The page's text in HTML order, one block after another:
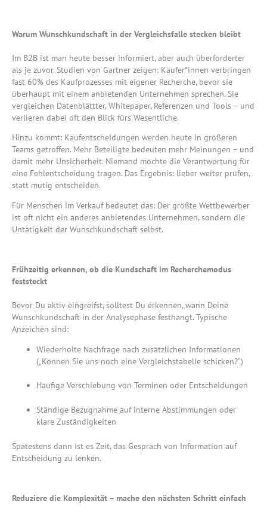
Warum Wunschkundschaft in der Vergleichsfalle stecken bleibt
Im B2B ist man heute besser informiert, aber auch überforderter
als je zuvor. Studien von Gartner zeigen: Käufer*innen verbringen
fast 60% des Kaufprozesses mit eigener Recherche, bevor sie
überhaupt mit einem anbietenden Unternehmen sprechen. Sie
vergleichen Datenblättter, Whitepaper, Referenzen und Tools – und
verlieren dabei oft den Blick fürs Wesentliche.
Hinzu kommt: Kaufentscheidungen werden heute in größeren
Teams getroffen. Mehr Beteiligte bedeuten mehr Meinungen – und
damit mehr Unsicherheit. Niemand möchte die Verantwortung für
eine Fehlentscheidung tragen. Das Ergebnis: lieber weiter prüfen,
statt mutig entscheiden.
Für Menschen im Verkauf bedeutet das: Der größte Wettbewerber
ist oft nicht ein anderes anbietendes Unternehmen, sondern die
Untätigkeit der Wunschkundschaft selbst.
Frühzeitig erkennen, ob die Kundschaft im Recherchemodus
feststeckt
Bevor Du aktiv eingreifst, solltest Du erkennen, wann Deine
Wunschkundschaft in der Analysephase festhängt. Typische
Anzeichen sind:
Wiederholte Nachfrage nach zusätzlichen Informationen
(„Können Sie uns noch eine Vergleichstabelle schicken?“)
Häufige Verschiebung von Terminen oder Entscheidungen
Ständige Bezugnahme auf interne Abstimmungen oder
klare Zuständigkeiten
Spätestens dann ist es Zeit, das Gespräch von Information auf
Entscheidung zu lenken.
Reduziere die Komplexität – mache den nächsten Schritt einfach